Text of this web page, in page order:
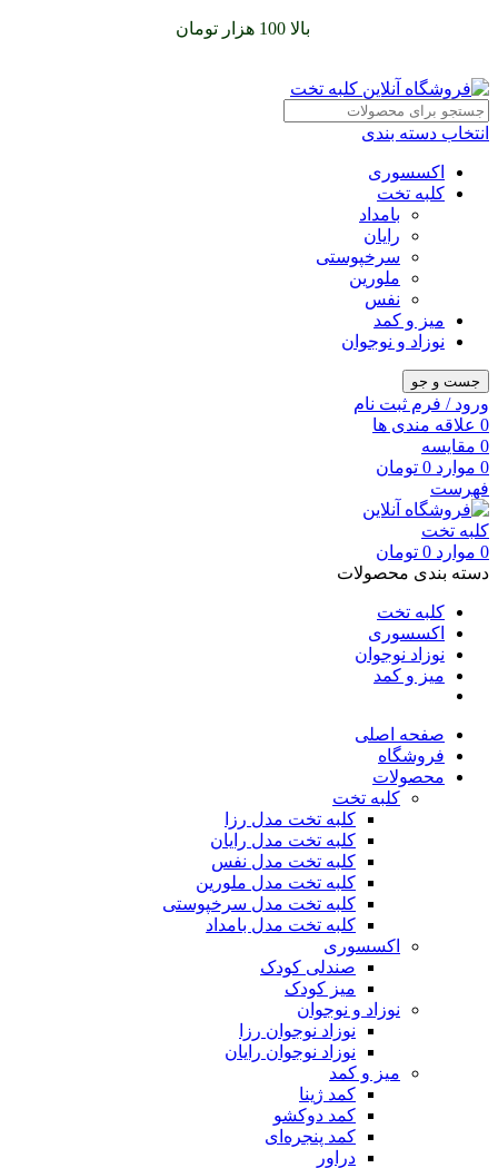
بالا 100 هزار تومان
انتخاب دسته بندی
اکسسوری
کلبه تخت
بامداد
رایان
سرخپوستی
ملورین
نفس
میز و کمد
نوزاد و نوجوان
جست و جو
ورود / فرم ثبت نام
0 علاقه مندی ها
0 مقایسه
0 موارد 0 تومان
فهرست
0 موارد 0 تومان
دسته بندی محصولات
کلبه تخت
اکسسوری
نوزاد نوجوان
میز و کمد
صفحه اصلی
فروشگاه
محصولات
کلبه تخت
کلبه تخت مدل رزا
کلبه تخت مدل رایان
کلبه تخت مدل نفس
کلبه تخت مدل ملورین
کلبه تخت مدل سرخپوستی
کلبه تخت مدل بامداد
اکسسوری
صندلی کودک
میز کودک
نوزاد و نوجوان
نوزاد نوجوان رزا
نوزاد نوجوان رایان
میز و کمد
کمد ژینا
کمد دوکشو
کمد پنجره‌ای
دراور